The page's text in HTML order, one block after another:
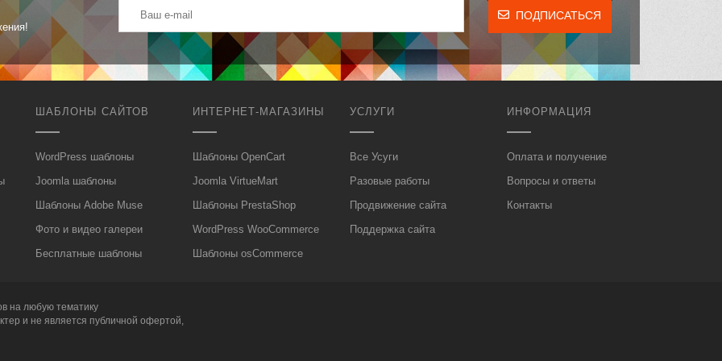
ПОДПИСАТЬСЯ
ШАБЛОНЫ САЙТОВ
WordPress шаблоны
Joomla шаблоны
Шаблоны Adobe Muse
Фото и видео галереи
Бесплатные шаблоны
ИНТЕРНЕТ-МАГАЗИНЫ
Шаблоны OpenCart
Joomla VirtueMart
Шаблоны PrestaShop
WordPress WooCommerce
Шаблоны osCommerce
УСЛУГИ
Все Усуги
Разовые работы
Продвижение сайта
Поддержка сайта
ИНФОРМАЦИЯ
Оплата и получение
Вопросы и ответы
Контакты
на любую тематику
и не является публичной офертой,